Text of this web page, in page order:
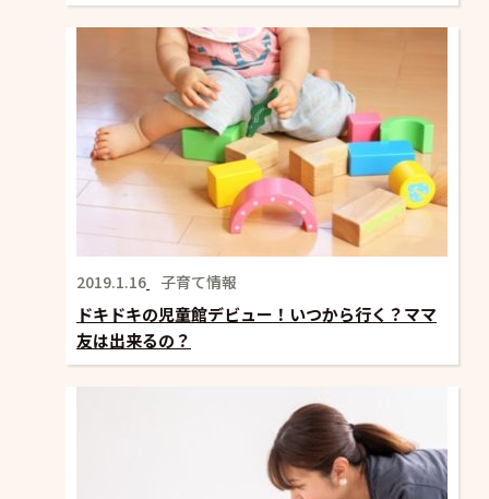
2019.1.16 子育て情報
ドキドキの児童館デビュー！いつから行く？ママ
友は出来るの？